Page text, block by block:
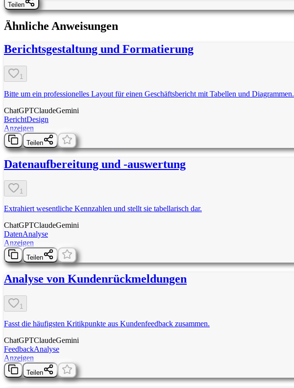
Teilen
Ähnliche Anweisungen
Berichtsgestaltung und Formatierung
1
Bitte um ein professionelles Layout für einen Geschäftsbericht mit Tabellen und Diagrammen.
ChatGPTClaudeGemini
BerichtDesign
Anzeigen
Teilen
Datenaufbereitung und -auswertung
1
Extrahiert wesentliche Kennzahlen und stellt sie tabellarisch dar.
ChatGPTClaudeGemini
DatenAnalyse
Anzeigen
Teilen
Analyse von Kundenrückmeldungen
1
Fasst die häufigsten Kritikpunkte aus Kundenfeedback zusammen.
ChatGPTClaudeGemini
FeedbackAnalyse
Anzeigen
Teilen